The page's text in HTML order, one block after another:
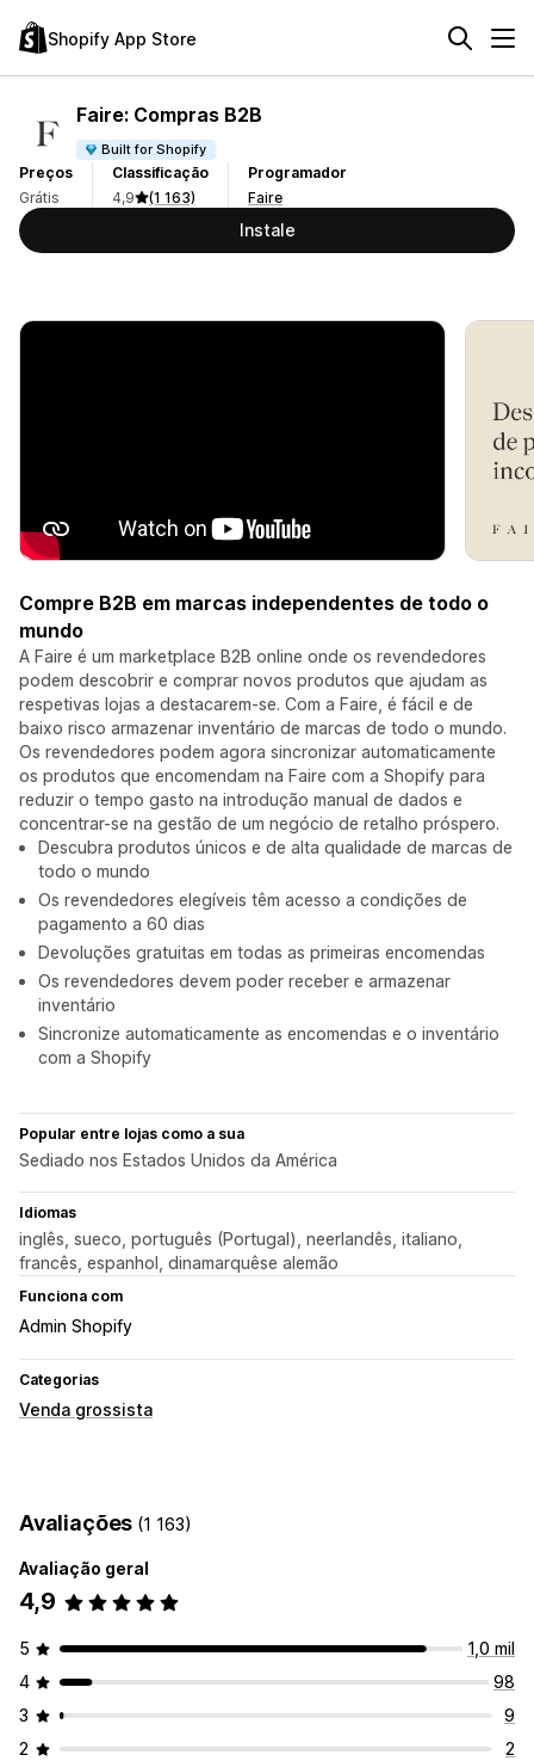
Shopify App Store
Faire: Compras B2B
Built for Shopify
Preços
Grátis
Classificação
4,9
(1 163)
Programador
Faire
Instale
Compre B2B em marcas independentes de todo o
mundo
A Faire é um marketplace B2B online onde os revendedores
podem descobrir e comprar novos produtos que ajudam as
respetivas lojas a destacarem-se. Com a Faire, é fácil e de
baixo risco armazenar inventário de marcas de todo o mundo.
Os revendedores podem agora sincronizar automaticamente
os produtos que encomendam na Faire com a Shopify para
reduzir o tempo gasto na introdução manual de dados e
concentrar-se na gestão de um negócio de retalho próspero.
Descubra produtos únicos e de alta qualidade de marcas de
todo o mundo
Os revendedores elegíveis têm acesso a condições de
pagamento a 60 dias
Devoluções gratuitas em todas as primeiras encomendas
Os revendedores devem poder receber e armazenar
inventário
Sincronize automaticamente as encomendas e o inventário
com a Shopify
Popular entre lojas como a sua
Sediado nos Estados Unidos da América
Idiomas
inglês, sueco, português (Portugal), neerlandês, italiano,
francês, espanhol, dinamarquêse alemão
Funciona com
Admin Shopify
Categorias
Venda grossista
Avaliações (1 163)
Avaliação geral
4,9
5
1,0 mil
4
98
3
9
2
2